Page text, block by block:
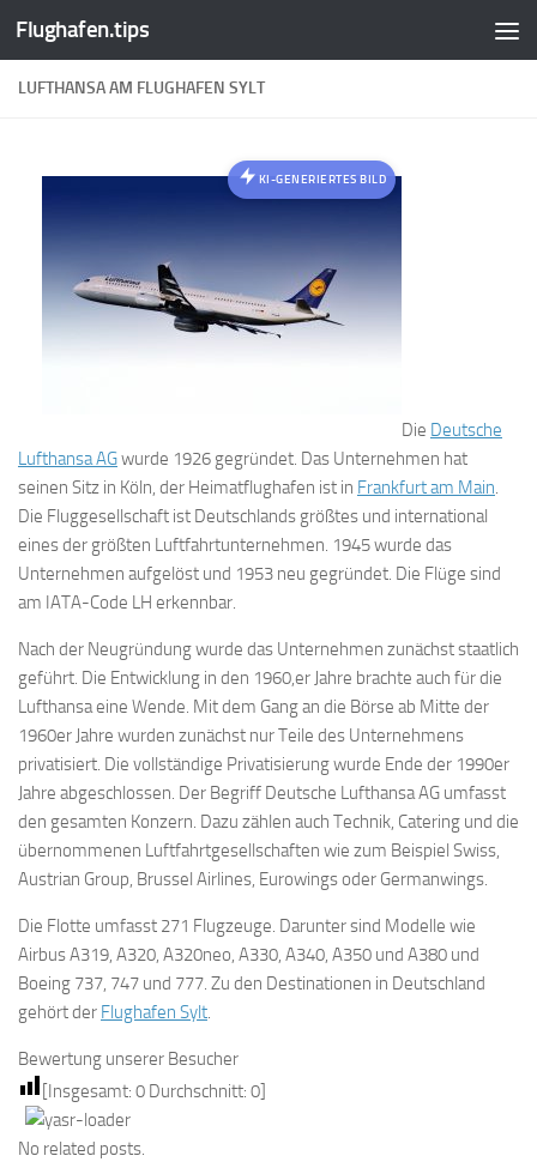
Zum Inhalt springen
Flughafen.tips
LUFTHANSA AM FLUGHAFEN SYLT
KI-GENERIERTES BILD
Die Deutsche
Lufthansa AGwurde 1926 gegründet. Das Unternehmen hat
seinen Sitz in Köln, der Heimatflughafen ist in Frankfurt am Main.
Die Fluggesellschaft ist Deutschlands größtes und international
eines der größten Luftfahrtunternehmen. 1945 wurde das
Unternehmen aufgelöst und 1953 neu gegründet. Die Flüge sind
am IATA-Code LH erkennbar.
Nach der Neugründung wurde das Unternehmen zunächst staatlich
geführt. Die Entwicklung in den 1960,er Jahre brachte auch für die
Lufthansa eine Wende. Mit dem Gang an die Börse ab Mitte der
1960er Jahre wurden zunächst nur Teile des Unternehmens
privatisiert. Die vollständige Privatisierung wurde Ende der 1990er
Jahre abgeschlossen. Der Begriff Deutsche Lufthansa AG umfasst
den gesamten Konzern. Dazu zählen auch Technik, Catering und die
übernommenen Luftfahrtgesellschaften wie zum Beispiel Swiss,
Austrian Group, Brussel Airlines, Eurowings oder Germanwings.
Die Flotte umfasst 271 Flugzeuge. Darunter sind Modelle wie
Airbus A319, A320, A320neo, A330, A340, A350 und A380 und
Boeing 737, 747 und 777. Zu den Destinationen in Deutschland
gehört der Flughafen Sylt.
Bewertung unserer Besucher
[Insgesamt: 0 Durchschnitt: 0]
No related posts.